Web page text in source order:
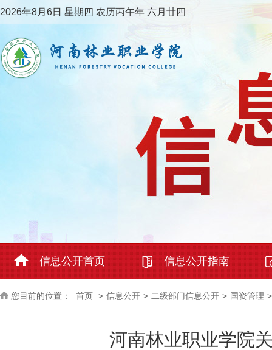
2026年8月6日 星期四 农历丙午年 六月廿四
信息公开首页 信息公开指南
您目前的位置： 首页 > 信息公开 > 二级部门信息公开 > 国资管理 >
河南林业职业学院